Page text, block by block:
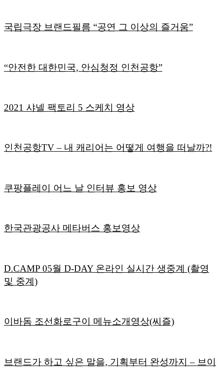
국립극장 브랜드필름 “공연 그 이상의 즐거움”
“안전한 대한민국, 안심청정 인천공항”
2021 샤넬 팩토리 5 스케치 영상
인천공항TV – 내 캐리어는 어떻게 여행을 떠날까?!
쿠팡플레이 어느 날 인터뷰 홍보 영상
한국관광공사 메타버스 홍보영상
D.CAMP 05월 D-DAY 온라인 실시간 생중계 (촬영
및 중계)
이바돔 조선화로구이 메뉴소개영상(씨즐)
브랜드가 하고 싶은 말을, 기획부터 완성까지 – 브이